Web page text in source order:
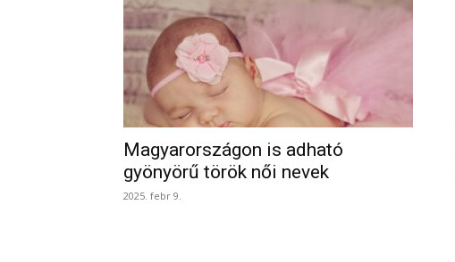
Magyarországon is adható
gyönyörű török női nevek
2025. febr 9.